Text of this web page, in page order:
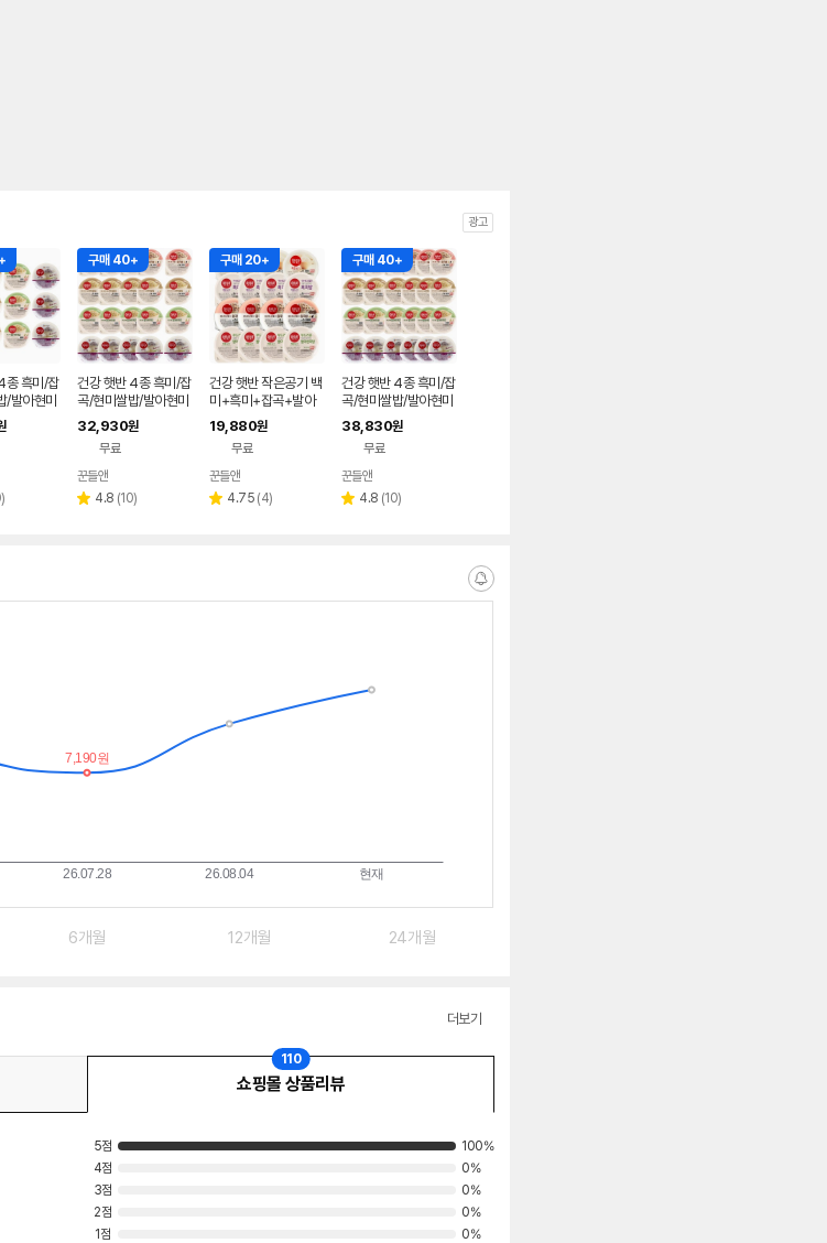
광고
종 흑미/잡
/발아현미
)
구매 40+
건강 햇반 4종 흑미/잡
곡/현미쌀밥/발아현미
32,930원
무료
페이
꾼들앤
별 4.8 리
(10)
구매 20+
건강 햇반 작은공기 백
미+흑미+잡곡+발아
현미
19,880원
무료
페이
꾼들앤
별 4.75 리
(4)
구매 40+
건강 햇반 4종 흑미/잡
곡/현미쌀밥/발아현미
38,830원
무료
페이
꾼들앤
별 4.8 리
(10)
알
6개월 12개월 24개월
더보기
쇼핑몰 상품리뷰
110
5점
100%
4점
0%
3점
0%
2점
0%
1점
0%